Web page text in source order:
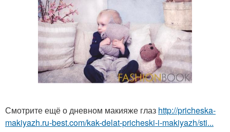
Смотрите ещё о дневном макияже глаз http://pricheska-
makiyazh.ru-best.com/kak-delat-pricheski-i-makiyazh/sti...